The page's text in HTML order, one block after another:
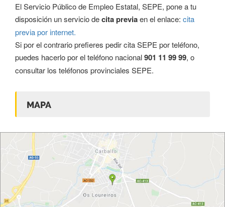
El Servicio Público de Empleo Estatal, SEPE, pone a tu
disposición un servicio decita previaen el enlace: cita
previa por internet.
Si por el contrario prefieres pedir cita SEPE por teléfono,
puedes hacerlo por el teléfono nacional901 11 99 99, o
consultar los teléfonos provinciales SEPE.
MAPA